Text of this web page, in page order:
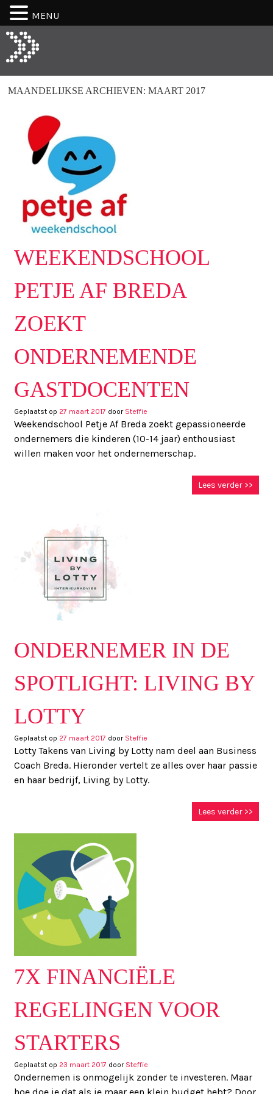
MAANDELIJKSE ARCHIEVEN: MAART 2017
WEEKENDSCHOOL
PETJE AF BREDA
ZOEKT
ONDERNEMENDE
GASTDOCENTEN
Geplaatst op 27 maart 2017 door Steffie
Weekendschool Petje Af Breda zoekt gepassioneerde
ondernemers die kinderen (10-14 jaar) enthousiast
willen maken voor het ondernemerschap.
Lees verder >>
ONDERNEMER IN DE
SPOTLIGHT: LIVING BY
LOTTY
Geplaatst op 27 maart 2017 door Steffie
Lotty Takens van Living by Lotty nam deel aan Business
Coach Breda. Hieronder vertelt ze alles over haar passie
en haar bedrijf, Living by Lotty.
Lees verder >>
7X FINANCIËLE
REGELINGEN VOOR
STARTERS
Geplaatst op 23 maart 2017 door Steffie
Ondernemen is onmogelijk zonder te investeren. Maar
MENU